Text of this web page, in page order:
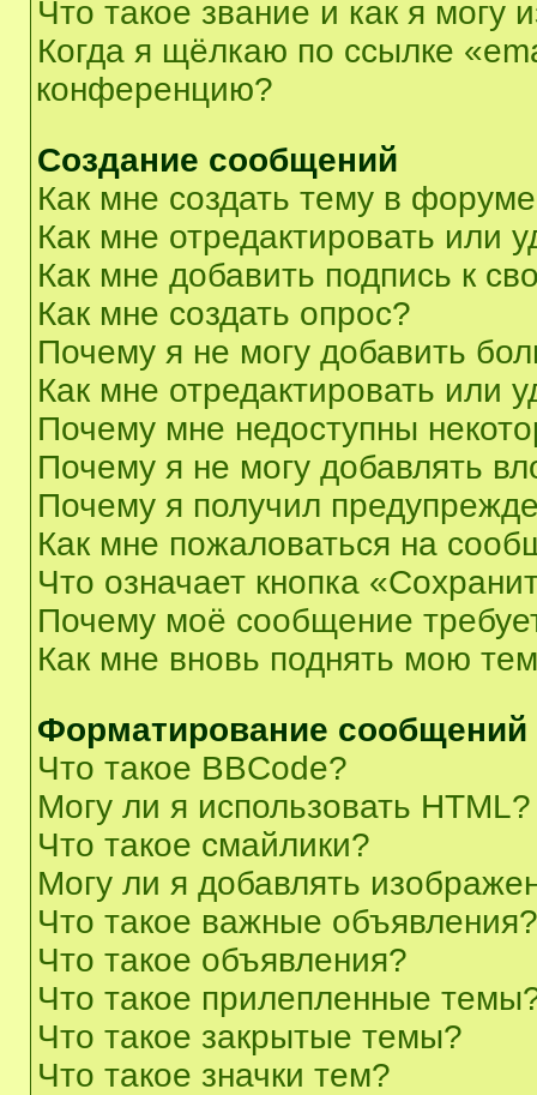
Что такое звание и как я могу
Когда я щёлкаю по ссылке
конференцию?
Создание сообщений
Как мне создать тему в
Как мне отредактировать или
Как мне добавить подпись к
Как мне создать опрос?
Почему я не могу добавить
Как мне отредактировать или
Почему мне недоступны
Почему я не могу добавлять
Почему я получил
Как мне пожаловаться на
Что означает кнопка
Почему моё сообщение
Как мне вновь поднять мою
Форматирование
Что такое BBCode?
Могу ли я использовать HTML?
Что такое смайлики?
Могу ли я добавлять
Что такое важные объявления?
Что такое объявления?
Что такое прилепленные
Что такое закрытые темы?
Что такое значки тем?